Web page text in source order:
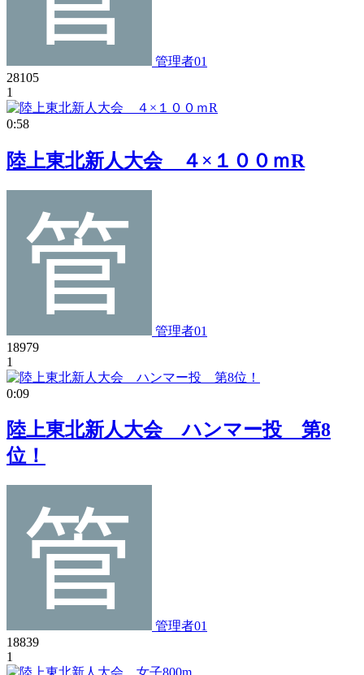
管理者01
28105
1
0:58
陸上東北新人大会 ４×１００ｍR
管理者01
18979
1
0:09
陸上東北新人大会 ハンマー投 第8
位！
管理者01
18839
1